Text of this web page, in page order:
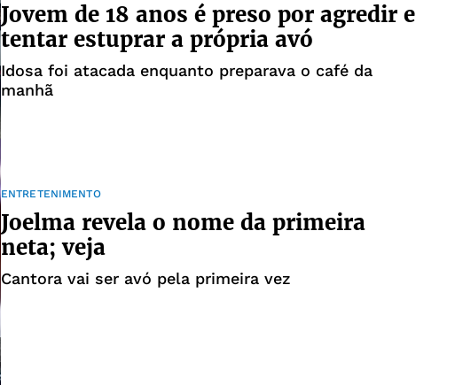
Jovem de 18 anos é preso por agredir e
tentar estuprar a própria avó
Idosa foi atacada enquanto preparava o café da
manhã
ENTRETENIMENTO
Joelma revela o nome da primeira
neta; veja
Cantora vai ser avó pela primeira vez